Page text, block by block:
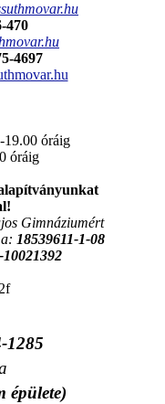
470
4697
óráig
óráig
Gimnáziumért
18539611-1-08
1285
épülete)